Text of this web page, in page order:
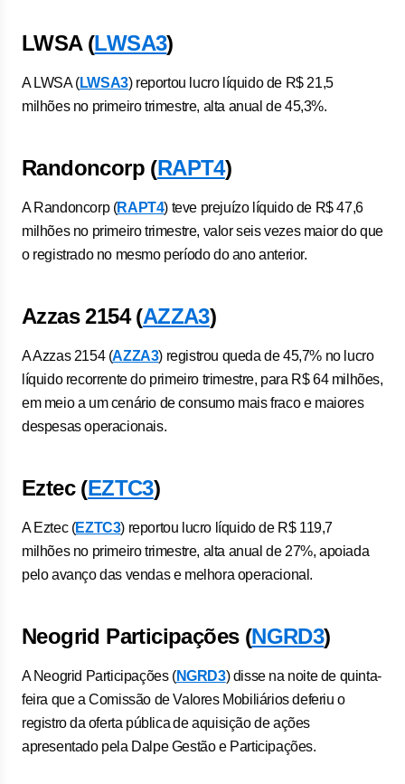
LWSA (LWSA3)
A LWSA (LWSA3) reportou lucro líquido de R$ 21,5
milhões no primeiro trimestre, alta anual de 45,3%.
Randoncorp (RAPT4)
A Randoncorp (RAPT4) teve prejuízo líquido de R$ 47,6
milhões no primeiro trimestre, valor seis vezes maior do que
o registrado no mesmo período do ano anterior.
Azzas 2154 (AZZA3)
A Azzas 2154 (AZZA3) registrou queda de 45,7% no lucro
líquido recorrente do primeiro trimestre, para R$ 64 milhões,
em meio a um cenário de consumo mais fraco e maiores
despesas operacionais.
Eztec (EZTC3)
A Eztec (EZTC3) reportou lucro líquido de R$ 119,7
milhões no primeiro trimestre, alta anual de 27%, apoiada
pelo avanço das vendas e melhora operacional.
Neogrid Participações (NGRD3)
A ⁠Neogrid Participações (NGRD3) disse ‌na noite de quinta-
feira que ‌a Comissão de Valores Mobiliários deferiu o
registro da ⁠oferta ‌pública ⁠de aquisição de ações
apresentado pela Dalpe Gestão e Participações.